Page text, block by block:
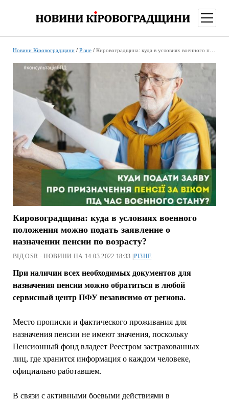
меню
Новини Кіровоградщини/ Різне/ Кировоградщина: куда в условиях военного положения можно подать заявление о назначении пенсии по возрасту?
Кировоградщина: куда в условиях военного
положения можно подать заявление о
назначении пенсии по возрасту?
ВІД OSR - НОВИНИ НА 14.03.2022 18:33 | РІЗНЕ
При наличии всех необходимых документов для
назначения пенсии можно обратиться в любой
сервисный центр ПФУ независимо от региона.
Место прописки и фактического проживания для
назначения пенсии не имеют значения, поскольку
Пенсионный фонд владеет Реестром застрахованных
лиц, где хранится информация о каждом человеке,
официально работавшем.
В связи с активными боевыми действиями в